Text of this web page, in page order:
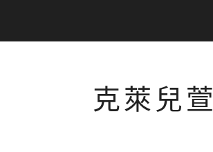
克萊兒萱